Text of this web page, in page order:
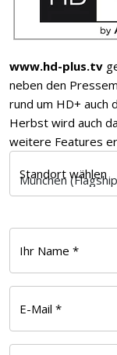
www.hd-plus.tv
neben den
rund um HD+ auch
Herbst wird auch
weitere Features
Standort wählen
Ihr Name *
E-Mail *